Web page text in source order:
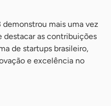
mais uma vez
destacar as contribuições
de startups brasileiro,
e excelência no